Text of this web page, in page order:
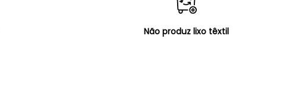
Não produz lixo têxtil